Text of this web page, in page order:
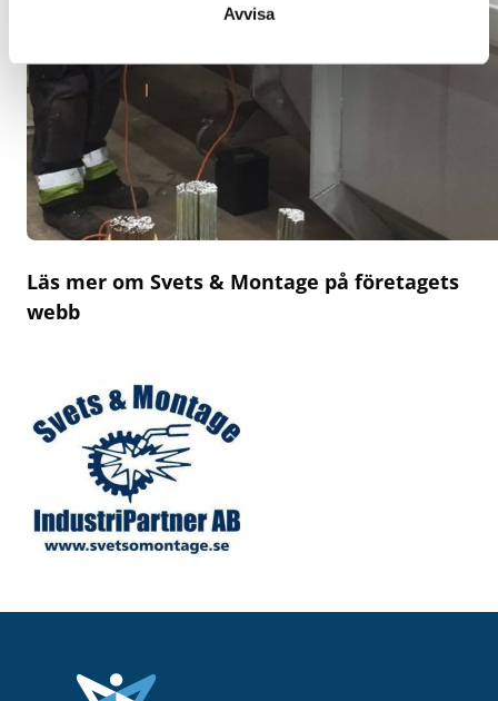
Avvisa
Läs mer om Svets & Montage på företagets
webb